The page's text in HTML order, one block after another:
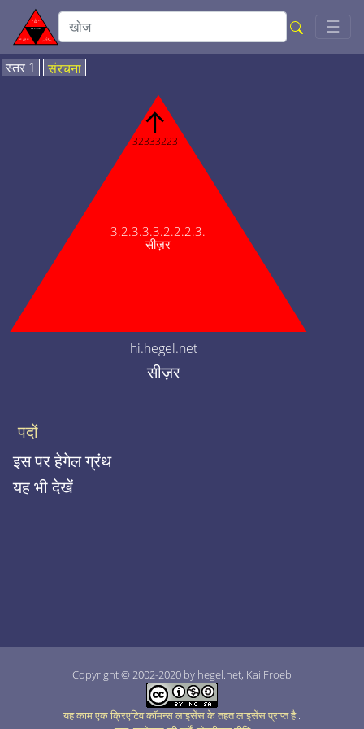
☰
स्तर 1 संरचना
3.2.3.3.3.2.2.2.3.
सीज़र
↑
32333223
hi.hegel.net
सीज़र
पदों
इस पर हेगेल ग्रंथ
यह भी देखें
Copyright © 2002-2020 by hegel.net, Kai Froeb
यह काम एक क्रिएटिव कॉमन्स लाइसेंस के तहत लाइसेंस प्राप्त है.